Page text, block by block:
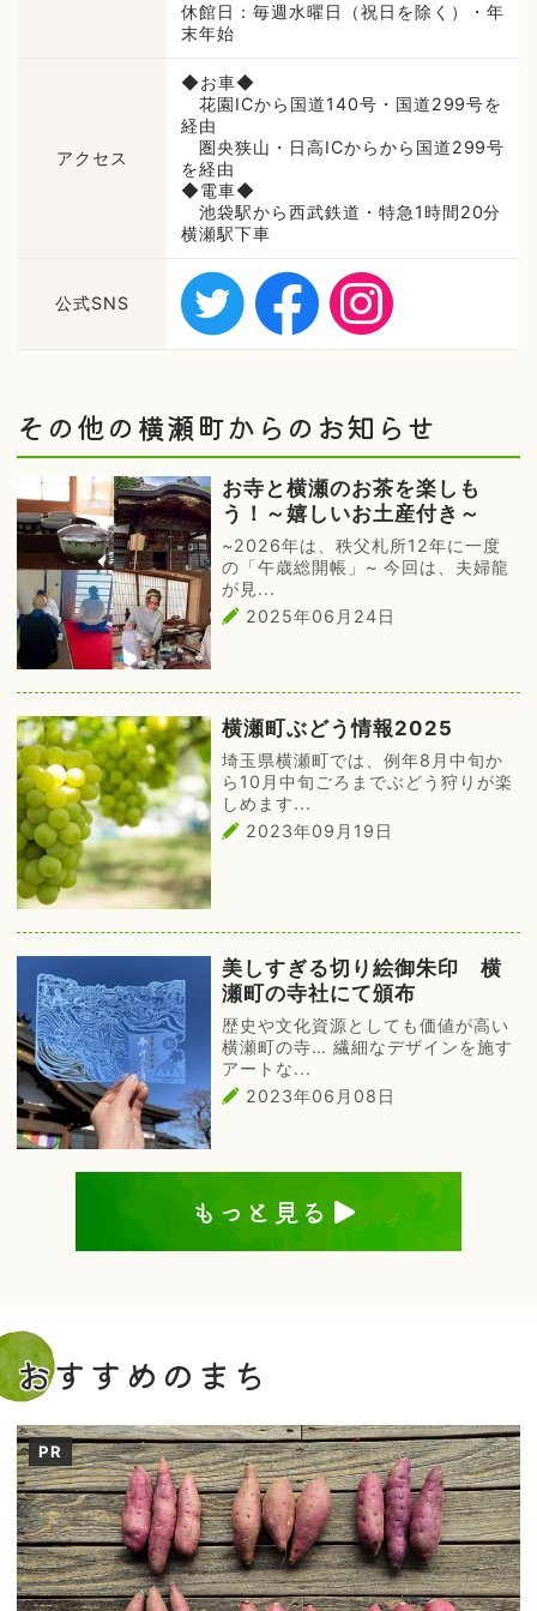
休館日：毎週水曜日（祝日を除く）・年
末年始
アクセス
◆お車◆
花園ICから国道140号・国道299号を
経由
圏央狭山・日高ICからから国道299号
を経由
◆電車◆
池袋駅から西武鉄道・特急1時間20分
横瀬駅下車
公式SNS
その他の横瀬町からのお知らせ
お寺と横瀬のお茶を楽しも
う！～嬉しいお土産付き～
~2026年は、秩父札所12年に一度
の「午歳総開帳」~ 今回は、夫婦龍
が見...
2025年06月24日
横瀬町ぶどう情報2025
埼玉県横瀬町では、例年8月中旬か
ら10月中旬ごろまでぶどう狩りが楽
しめます...
2023年09月19日
美しすぎる切り絵御朱印 横
瀬町の寺社にて頒布
歴史や文化資源としても価値が高い
横瀬町の寺… 繊細なデザインを施す
アートな...
2023年06月08日
もっと見る
おすすめのまち
PR